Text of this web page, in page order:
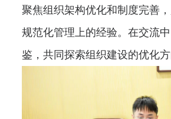
聚焦组织架构优化和制度完善
规范化管理上的经验。在交流
鉴，共同探索组织建设的优化方